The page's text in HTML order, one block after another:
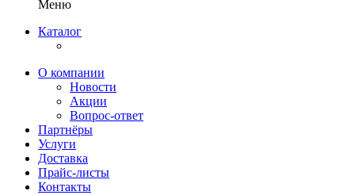
Меню
Каталог
О компании
Новости
Акции
Вопрос-ответ
Партнёры
Услуги
Доставка
Прайс-листы
Контакты